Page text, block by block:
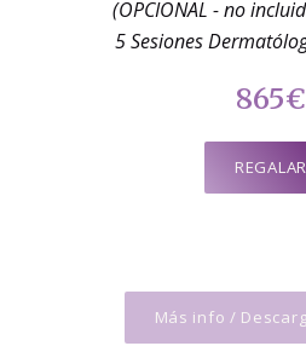
(OPCIONAL - no
5 Sesiones
865€
REGALAR
Más info /